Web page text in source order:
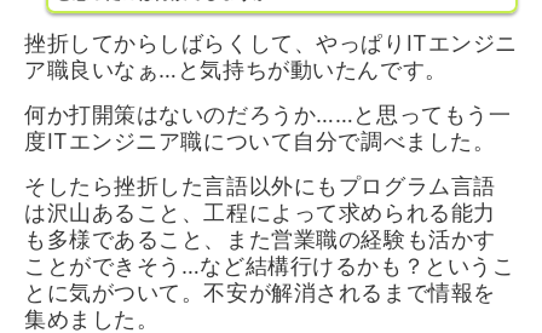
挫折してからしばらくして、やっぱりITエンジニ
ア職良いなぁ…と気持ちが動いたんです。
何か打開策はないのだろうか……と思ってもう一
度ITエンジニア職について自分で調べました。
そしたら挫折した言語以外にもプログラム言語
は沢山あること、工程によって求められる能力
も多様であること、また営業職の経験も活かす
ことができそう…など結構行けるかも？というこ
とに気がついて。不安が解消されるまで情報を
集めました。